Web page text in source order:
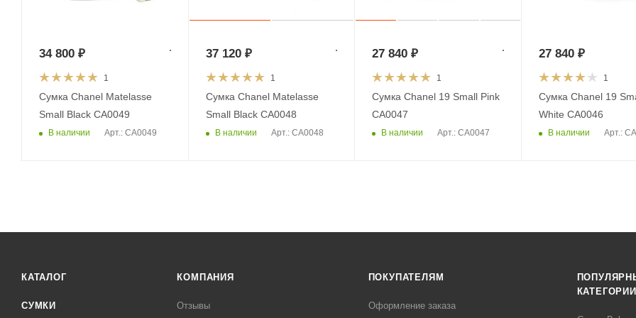
1
Сумка Chanel Matelasse
Small Black CA0049
В наличии Арт.: CA0049
34 800₽
1
Сумка Chanel Matelasse
Small Black CA0048
В наличии Арт.: CA0048
37 120₽
1
Сумка Chanel 19 Small Pink
CA0047
В наличии Арт.: CA0047
27 840 ₽
1
Сумка Chanel 19
White CA0046
В наличии Арт.:
27 840 ₽
КАТАЛОГ
СУМКИ
КОМПАНИЯ
Отзывы
ПОКУПАТЕЛЯМ
Оформление заказа
КАТЕГОРИИ